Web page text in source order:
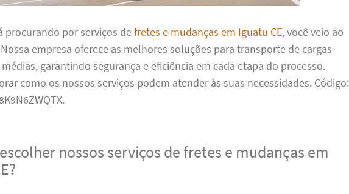
procurando por serviços defretes e mudanças em Iguatu CE, você veio ao
empresa oferece as melhores soluções para transporte de cargas
garantindo segurança e eficiência em cada etapa do processo.
como os nossos serviços podem atender às suas necessidades. Código:
nossos serviços de fretes e mudanças em